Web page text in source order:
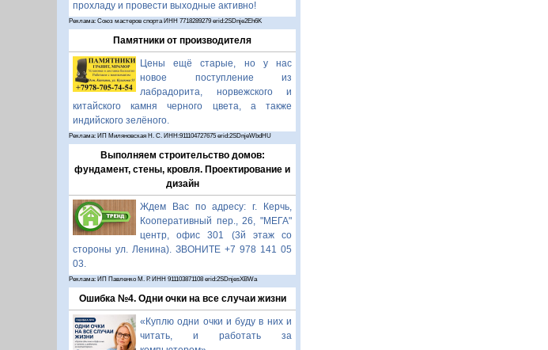
прохладу и провести выходные активно!
Реклама: Союз мастеров спорта ИНН 7718289279 erid:2SDnje2Eh6K
Памятники от производителя
Цены ещё старые, но у нас
новое поступление из
лабрадорита, норвежского и
китайского камня черного цвета, а также
индийского зелёного.
Реклама: ИП Миляновская Н. С. ИНН:911104727675 erid:2SDnjeWbdHU
Выполняем строительство домов:
фундамент, стены, кровля. Проектирование и
дизайн
Ждем Вас по адресу: г. Керчь,
Кооперативный пер., 26, "МЕГА"
центр, офис 301 (3й этаж со
стороны ул. Ленина). ЗВОНИТЕ +7 978 141 05
03.
Реклама: ИП Павленко М. Р. ИНН 911103871108 erid:2SDnjesXBWa
Ошибка №4. Одни очки на все случаи жизни
«Куплю одни очки и буду в них и
читать, и работать за